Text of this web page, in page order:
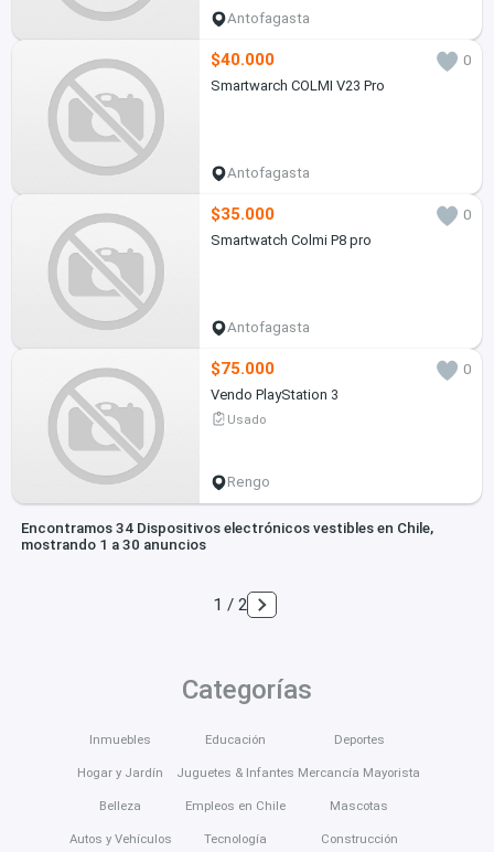
Antofagasta
$40.000
0
Smartwarch COLMI V23 Pro
Antofagasta
$35.000
0
Smartwatch Colmi P8 pro
Antofagasta
$75.000
0
Vendo PlayStation 3
Usado
Rengo
Encontramos 34 Dispositivos electrónicos vestibles en Chile,
mostrando 1 a 30 anuncios
1 / 2
Categorías
Inmuebles
Hogar y Jardín
Belleza
Autos y Vehículos
Educación
Juguetes & Infantes
Empleos en Chile
Tecnología
Deportes
Mercancía Mayorista
Mascotas
Construcción